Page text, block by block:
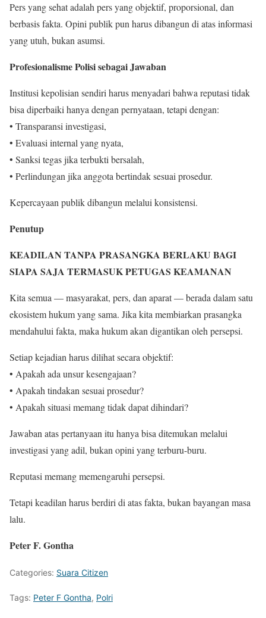
Pers yang sehat adalah pers yang objektif, proporsional, dan
berbasis fakta. Opini publik pun harus dibangun di atas informasi
yang utuh, bukan asumsi.
Profesionalisme Polisi sebagai Jawaban
Institusi kepolisian sendiri harus menyadari bahwa reputasi tidak
bisa diperbaiki hanya dengan pernyataan, tetapi dengan:
• Transparansi investigasi,
• Evaluasi internal yang nyata,
• Sanksi tegas jika terbukti bersalah,
• Perlindungan jika anggota bertindak sesuai prosedur.
Kepercayaan publik dibangun melalui konsistensi.
Penutup
KEADILAN TANPA PRASANGKA BERLAKU BAGI
SIAPA SAJA TERMASUK PETUGAS KEAMANAN
Kita semua — masyarakat, pers, dan aparat — berada dalam satu
ekosistem hukum yang sama. Jika kita membiarkan prasangka
mendahului fakta, maka hukum akan digantikan oleh persepsi.
Setiap kejadian harus dilihat secara objektif:
• Apakah ada unsur kesengajaan?
• Apakah tindakan sesuai prosedur?
• Apakah situasi memang tidak dapat dihindari?
Jawaban atas pertanyaan itu hanya bisa ditemukan melalui
investigasi yang adil, bukan opini yang terburu-buru.
Reputasi memang memengaruhi persepsi.
Tetapi keadilan harus berdiri di atas fakta, bukan bayangan masa
lalu.
Peter F. Gontha
Categories: Suara Citizen
Tags: Peter F Gontha, Polri